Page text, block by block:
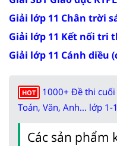
Giải lớp 11 Chân trời
Giải lớp 11 Kết nối tri
Giải lớp 11 Cánh diều
HOT
1000+ Đề thi
Toán, Văn, Anh... lớp
Các sản phẩm